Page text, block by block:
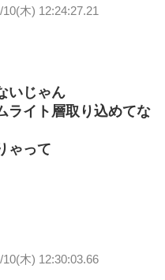
10(木) 12:24:27.21
いじゃん
ライト層取り込めてな
ゃって
10(木) 12:30:03.66